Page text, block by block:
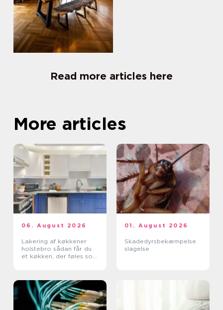
Read more articles here
More articles
06. August 2026
Lakering af køkkener
holstebro sådan får du
et køkken, der føles som
01. August 2026
Skadedyrsbekæmpelse
slagelse